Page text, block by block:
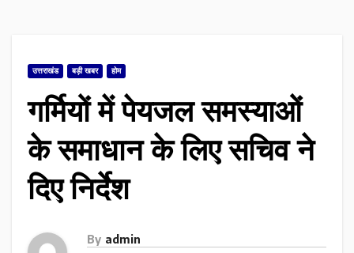
उत्तराखंड बड़ी खबर होम
गर्मियों में पेयजल समस्याओं
के समाधान के लिए सचिव ने
दिए निर्देश
By admin